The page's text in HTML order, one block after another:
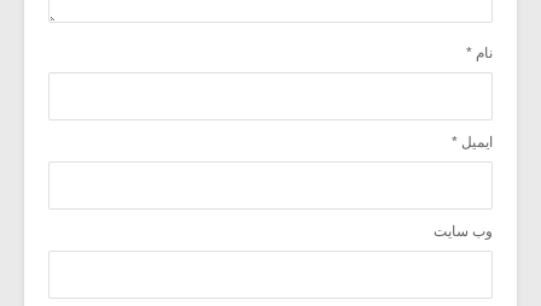
نام *
ایمیل *
وب‌ سایت